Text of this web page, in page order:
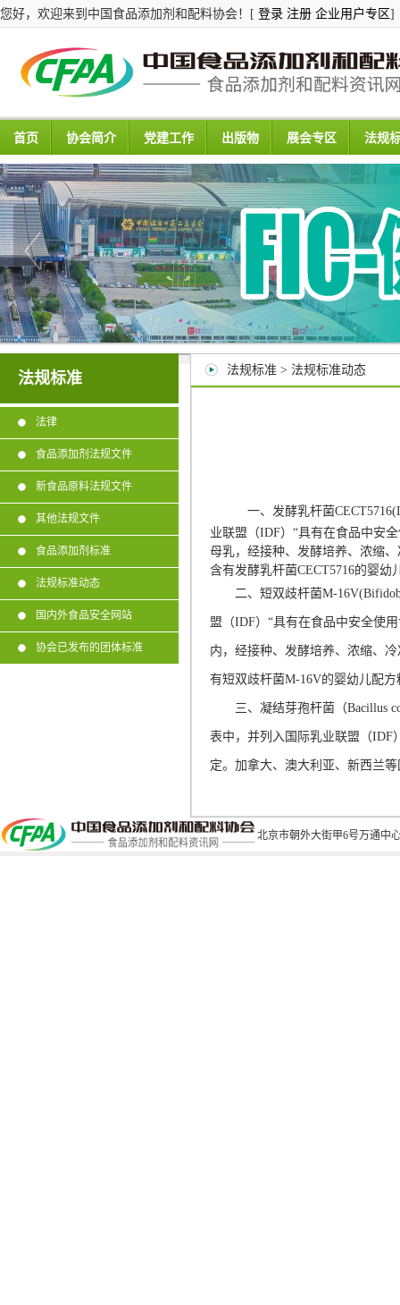
您好，欢迎来到中国食品添加剂和配料协会！[ 登录 注册 企业用户专区]
首页 协会简介 党建工作 出版物 展会专区 法规
法规标准
法律
食品添加剂法规文件
新食品原料法规文件
其他法规文件
食品添加剂标准
法规标准动态
国内外食品安全网站
协会已发布的团体标准
法规标准 > 法规标准动态
一、发酵乳杆菌
业联盟（IDF）“具有在食品中安
母乳，经接种、发酵培养、浓缩
含有发酵乳杆菌CECT5716的婴
二、短双歧杆菌M-
盟（IDF）“具有在食品中安全使
内，经接种、发酵培养、浓缩、
有短双歧杆菌M-16V的婴幼儿配
三、凝结芽孢杆菌（Bacillus
表中，并列入国际乳业联盟（IDF
定。加拿大、澳大利亚、新西兰
北京市朝外大街甲6号万通中